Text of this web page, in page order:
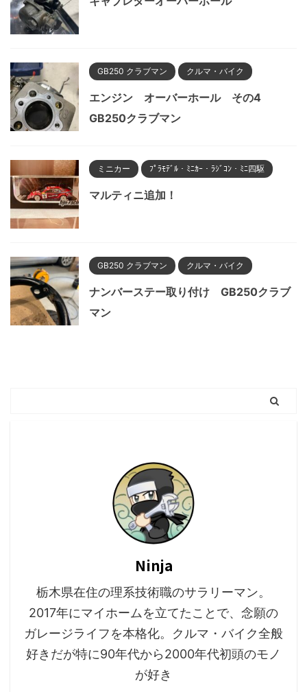
GB250 クラブマン クルマ・バイク
エンジン オーバーホール その4
GB250クラブマン
ミニカー ﾌﾟﾗﾓﾃﾞﾙ・ﾐﾆｶｰ・ﾗｼﾞｺﾝ・ﾐﾆ四駆
マルティニ追加！
GB250 クラブマン クルマ・バイク
ナンバーステー取り付け GB250クラブ
マン
Ninja
栃木県在住の理系技術職のサラリーマン。
2017年にマイホームを立てたことで、念願の
ガレージライフを本格化。クルマ・バイク全般
好きだが特に90年代から2000年代初頭のモノ
が好き